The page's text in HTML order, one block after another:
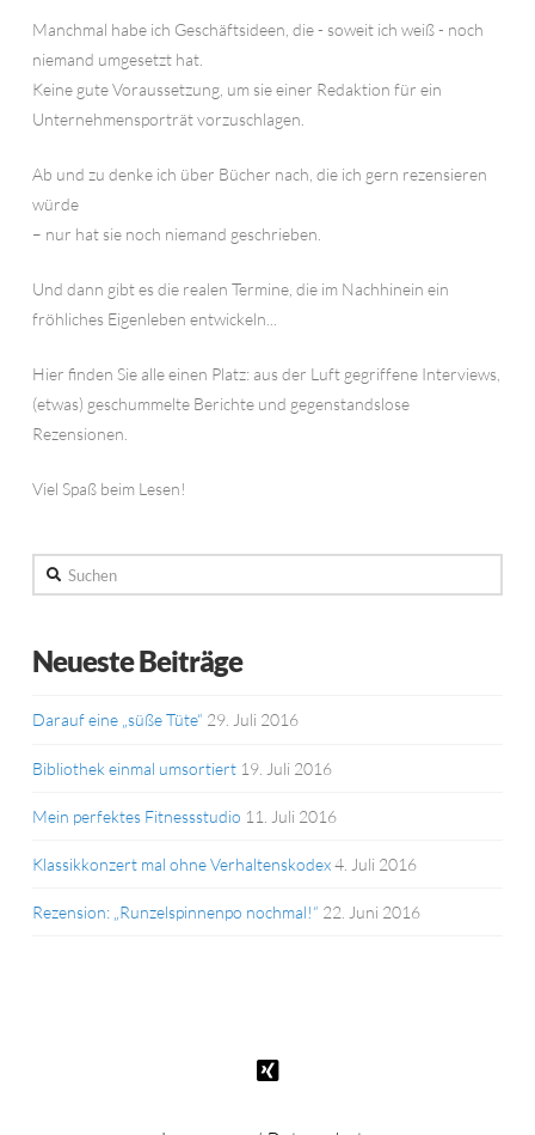
Manchmal habe ich Geschäftsideen, die - soweit ich weiß - noch
niemand umgesetzt hat.
Keine gute Voraussetzung, um sie einer Redaktion für ein
Unternehmensporträt vorzuschlagen.
Ab und zu denke ich über Bücher nach, die ich gern rezensieren
würde
– nur hat sie noch niemand geschrieben.
Und dann gibt es die realen Termine, die im Nachhinein ein
fröhliches Eigenleben entwickeln...
Hier finden Sie alle einen Platz: aus der Luft gegriffene Interviews,
(etwas) geschummelte Berichte und gegenstandslose
Rezensionen.
Viel Spaß beim Lesen!
Suchen
Neueste Beiträge
Darauf eine „süße Tüte“ 29. Juli 2016
Bibliothek einmal umsortiert 19. Juli 2016
Mein perfektes Fitnessstudio 11. Juli 2016
Klassikkonzert mal ohne Verhaltenskodex4. Juli 2016
Rezension: „Runzelspinnenpo nochmal!“ 22. Juni 2016